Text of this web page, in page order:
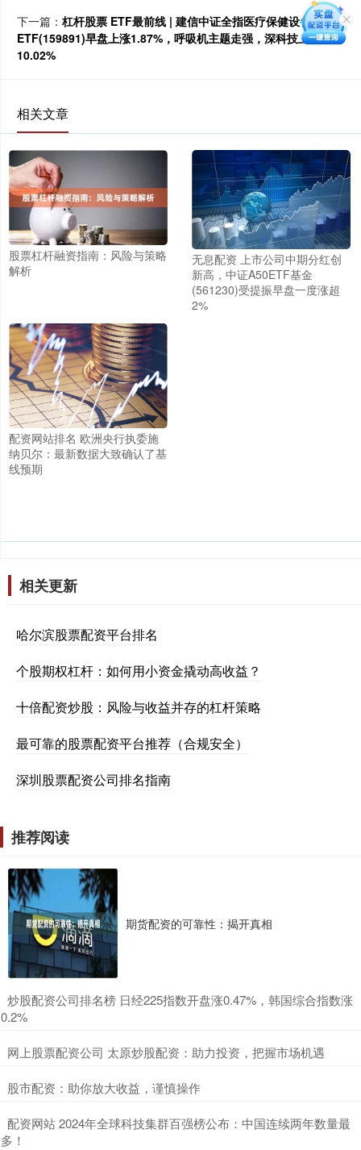
下一篇： 杠杆股票 ETF最前线 | 建信中证全指医疗保健设备与服务
ETF(159891)早盘上涨1.87%，呼吸机主题走强，深科技上涨
10.02%
相关文章
股票杠杆融资指南：风险与策略
解析
无息配资 上市公司中期分红创
新高，中证A50ETF基金
(561230)受提振早盘一度涨超
2%
配资网站排名 欧洲央行执委施
纳贝尔：最新数据大致确认了基
线预期
相关更新
哈尔滨股票配资平台排名
个股期权杠杆：如何用小资金撬动高收益？
十倍配资炒股：风险与收益并存的杠杆策略
最可靠的股票配资平台推荐（合规安全）
深圳股票配资公司排名指南
推荐阅读
期货配资的可靠性：揭开真相
​炒股配资公司排名榜 日经225指数开盘涨0.47%，韩国综合指数涨
0.2%
​网上股票配资公司 太原炒股配资：助力投资，把握市场机遇
​股市配资：助你放大收益，谨慎操作
​配资网站 2024年全球科技集群百强榜公布：中国连续两年数量最
多！